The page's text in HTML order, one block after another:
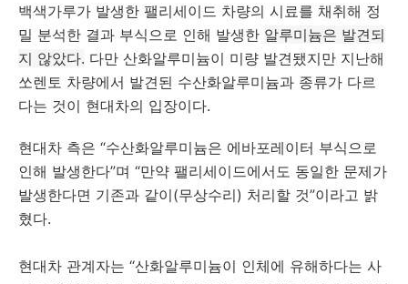
백색가루가 발생한 팰리세이드 차량의 시료를 채취해 정
밀 분석한 결과 부식으로 인해 발생한 알루미늄은 발견되
지 않았다. 다만 산화알루미늄이 미량 발견됐지만 지난해
쏘렌토 차량에서 발견된 수산화알루미늄과 종류가 다르
다는 것이 현대차의 입장이다.
현대차 측은 “수산화알루미늄은 에바포레이터 부식으로
인해 발생한다”며 “만약 팰리세이드에서도 동일한 문제가
발생한다면 기존과 같이(무상수리) 처리할 것”이라고 밝
혔다.
현대차 관계자는 “산화알루미늄이 인체에 유해하다는 사